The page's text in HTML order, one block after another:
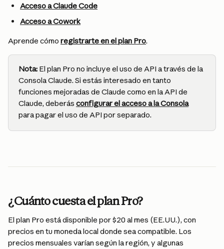
Acceso a Claude Code
Acceso a Cowork
Aprende cómo registrarte en el plan Pro.
Nota: El plan Pro no incluye el uso de API a través de la
Consola Claude. Si estás interesado en tanto
funciones mejoradas de Claude como en la API de
Claude, deberás configurar el acceso a la Consola
para pagar el uso de API por separado.
¿Cuánto cuesta el plan Pro?
El plan Pro está disponible por $20 al mes (EE.UU.), con
precios en tu moneda local donde sea compatible. Los
precios mensuales varían según la región, y algunas